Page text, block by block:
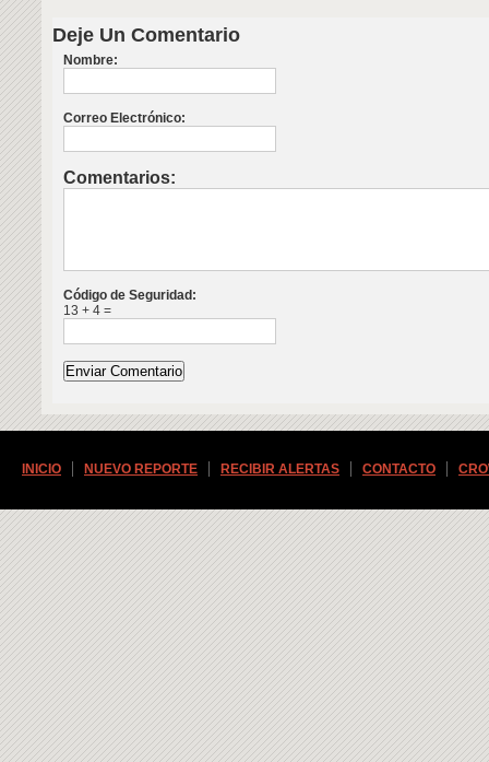
Deje Un Comentario
Nombre:
Correo Electrónico:
Comentarios:
Código de Seguridad:
13 + 4 =
INICIO NUEVO REPORTE RECIBIR ALERTAS CONTACTO